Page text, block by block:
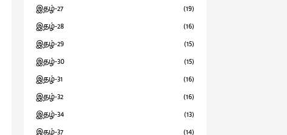
இதழ்-27
(19)
இதழ்-28
(16)
இதழ்-29
(15)
இதழ்-30
(15)
இதழ்-31
(16)
இதழ்-32
(16)
இதழ்-34
(13)
இதழ்-37
(14)